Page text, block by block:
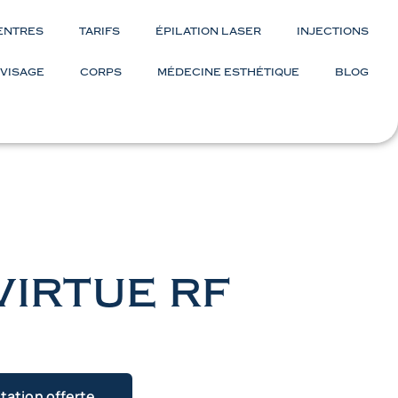
TARIFS ÉPILATION LASER INJECTIONS
VISAGE CORPS MÉDECINE ESTHÉTIQUE BLOG
rf